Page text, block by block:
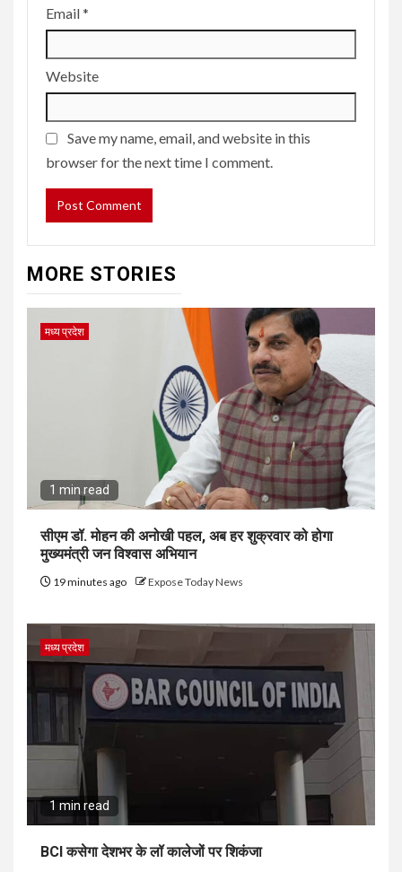
Email*
Website
Save my name, email, and website in this
browser for the next time I comment.
MORE STORIES
मध्य प्रदेश
1 min read
सीएम डॉ. मोहन की अनोखी पहल, अब हर शुक्रवार को होगा
मुख्यमंत्री जन विश्वास अभियान
19 minutes ago Expose Today News
मध्य प्रदेश
1 min read
BCI कसेगा देशभर के लॉ कालेजों पर शिकंजा